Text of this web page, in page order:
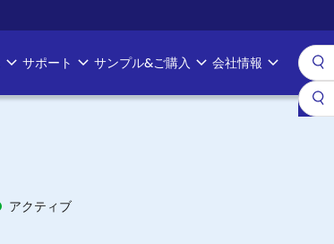
サポート サンプル&ご購入 会社情報
アクティブ